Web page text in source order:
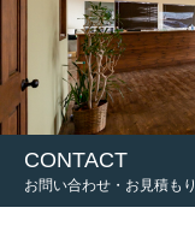
CONTACT
お問い合わせ・お見積もり